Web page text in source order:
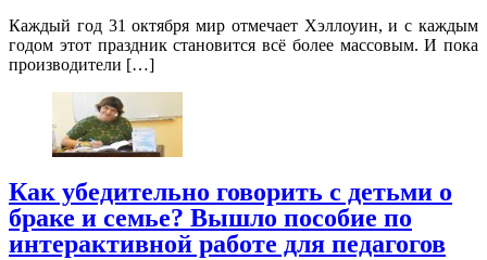
Каждый год 31 октября мир отмечает Хэллоуин, и с каждым
годом этот праздник становится всё более массовым. И пока
производители […]
Как убедительно говорить с детьми о
браке и семье? Вышло пособие по
интерактивной работе для педагогов